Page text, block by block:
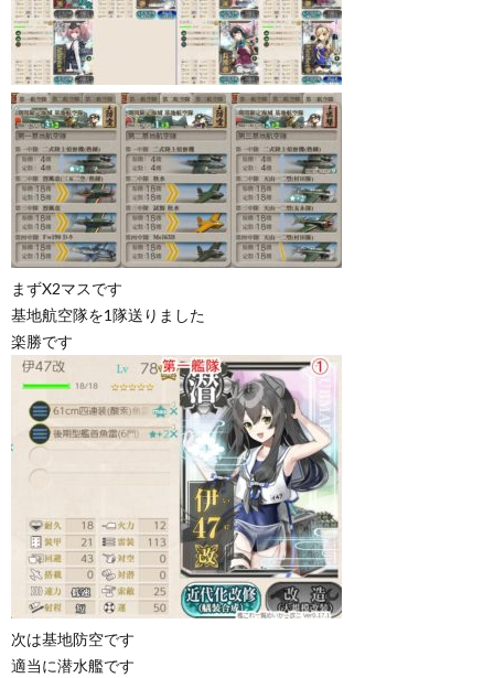
まずX2マスです
基地航空隊を1隊送りました
楽勝です
次は基地防空です
適当に潜水艦です